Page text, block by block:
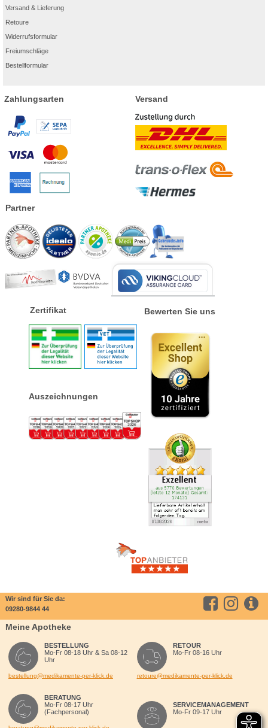
Versand & Lieferung
Retoure
Widerrufsformular
Freiumschläge
Bestellformular
Zahlungsarten Versand
Partner
Zertifikat
Auszeichnungen
Bewerten Sie uns
Wir sind für Sie da:
09280-9844 44
Meine Apotheke
BESTELLUNG
Mo-Fr 08-18 Uhr & Sa 08-12
Uhr
bestellung@medikamente-per-klick.de
BERATUNG
Mo-Fr 08-17 Uhr
(Fachpersonal)
RETOUR
Mo-Fr 08-16 Uhr
retoure@medikamente-per-klick.de
SERVICEMANAGEMENT
Mo-Fr 09-17 Uhr